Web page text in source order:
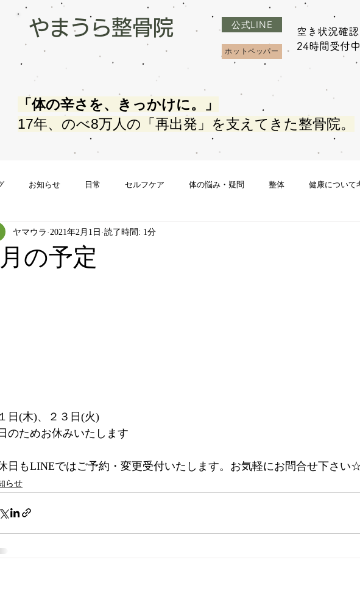
やまうら整骨院 公式LINE
ホットペッパー
空き状況確
​24時間受付中
「体の辛さを、きっかけに。」
17年、のべ8万人の「再出発」を支えてきた整骨院。
お知らせ 日常 セルフケア 体の悩み・疑問 整体 健康について
の予定
ヤマウラ 2021年2月1日 読了時間: 1分
日(木)、２３日(火)
のためお休みいたします
日もLINEではご予約・変更受付いたします。お気軽にお問合せ下さい
らせ